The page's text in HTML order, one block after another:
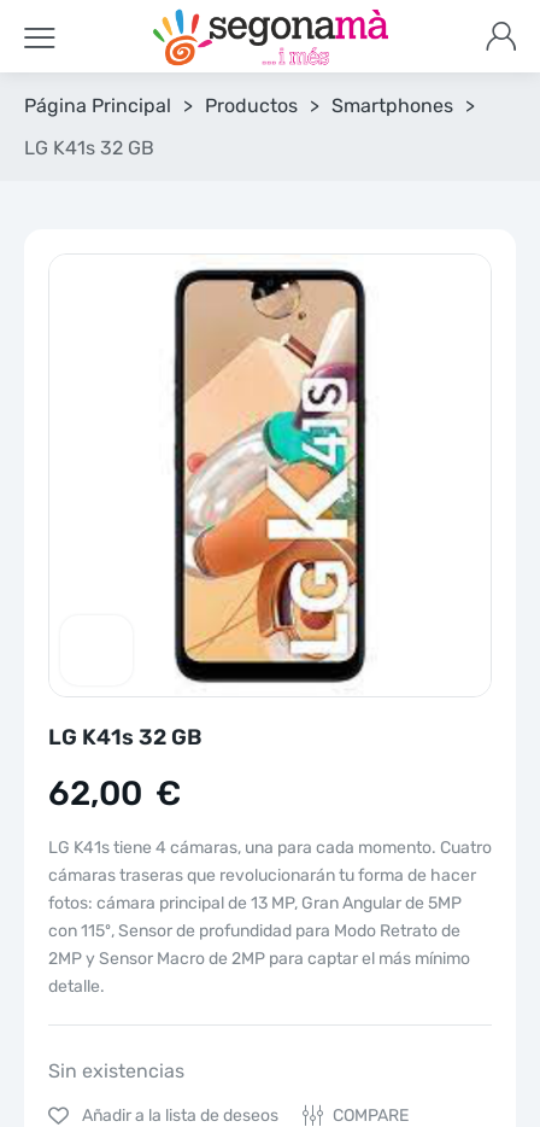
Página Principal > Productos > Smartphones >
LG K41s 32 GB
LG K41s 32 GB
62,00 €
LG K41s tiene 4 cámaras, una para cada momento. Cuatro
cámaras traseras que revolucionarán tu forma de hacer
fotos: cámara principal de 13 MP, Gran Angular de 5MP
con 115º, Sensor de profundidad para Modo Retrato de
2MP y Sensor Macro de 2MP para captar el más mínimo
detalle.
Sin existencias
Añadir a la lista de deseos COMPARE